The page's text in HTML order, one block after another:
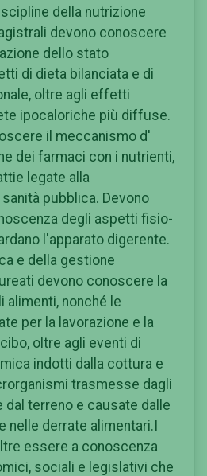
della nutrizione
devono conoscere
dello stato
di dieta bilanciata e di
oltre agli effetti
ipocaloriche più diffuse.
il meccanismo d'
dei farmaci con i nutrienti,
legate alla
pubblica. Devono
degli aspetti fisio-
l'apparato digerente.
e della gestione
devono conoscere la
alimenti, nonché le
per la lavorazione e la
oltre agli eventi di
indotti dalla cottura e
trasmesse dagli
dal terreno e causate dalle
nelle derrate alimentari.I
essere a conoscenza
sociali e legislativi che